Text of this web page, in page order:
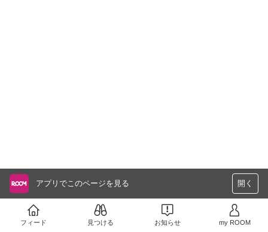
アプリでこのページを見る 開く
フィード 見つける お知らせ my ROOM